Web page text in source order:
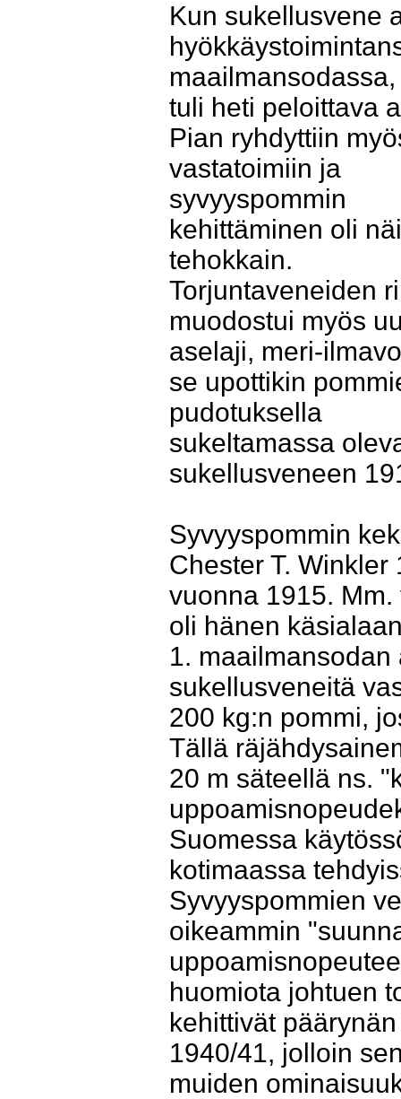
Kun sukellusvene
tuli heti peloittava
Pian ryhdyttiin
vastatoimiin ja
syvyyspommin
kehittäminen oli
tehokkain.
Torjuntaveneiden
muodostui myös
aselaji, meri-
se upottikin
pudotuksella
sukeltamassa
sukellusveneen
Syvyyspommin
Chester T.
vuonna 1915.
oli hänen
1.
sukellusveneitä
200 kg:n pommi,
Tällä
20 m säteellä ns.
Suomessa
kotimaassa
Syvyyspommien
oikeammin
huomiota johtuen
kehittivät
1940/41, jolloin
muiden